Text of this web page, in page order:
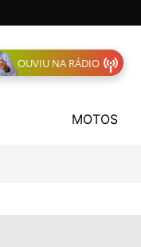
OUVIU NA RÁDIO
MOTOS